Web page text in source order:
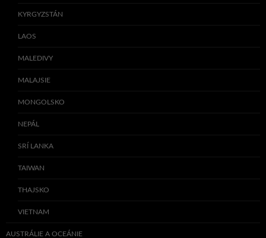
KYRGYZSTÁN
LAOS
MALEDIVY
MALAJSIE
MONGOLSKO
NEPÁL
SRÍ LANKA
TAIWAN
THAJSKO
VIETNAM
AUSTRÁLIE A OCEÁNIE